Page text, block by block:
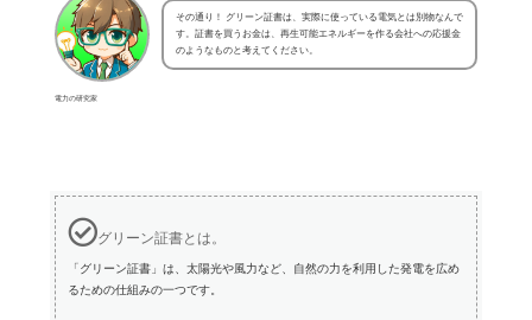
電力の研究家
その通り！ グリーン証書は、実際に使っている電気とは別物なんで
す。証書を買うお金は、再生可能エネルギーを作る会社への応援金
のようなものと考えてください。
グリーン証書とは。
「グリーン証書」は、太陽光や風力など、自然の力を利用した発電を広め
るための仕組みの一つです。